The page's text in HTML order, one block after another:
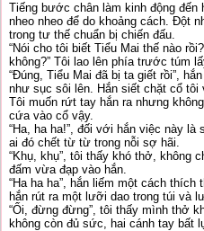
Tiếng bước chân làm kinh động
nheo nheo để do khoảng cách. Đột
trong tư thế chuẩn bị chiến đấu.
“Nói cho tôi biết Tiểu Mai thế nào
không?” Tôi lao lên phía trước túm
“Đúng, Tiểu Mai đã bị ta giết rồi”,
như sục sôi lên. Hắn siết chặt cổ
Tôi muốn rứt tay hắn ra nhưng
cứa vào cổ vậy.
“Ha, ha ha!”, đối với hắn việc này
ai đó chết từ từ trong nỗi sợ hãi.
“Khụ, khụ”, tôi thấy khó thở, không
đấm vừa đạp vào hắn.
“Ha ha ha”, hắn liếm một cách
hắn rút ra một lưỡi dao trong túi và
“Ối, đừng đừng”, tôi thấy mình thở
không còn đủ sức, hai cánh tay bất